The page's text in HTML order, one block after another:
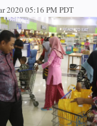
2020 05:16 PM PDT